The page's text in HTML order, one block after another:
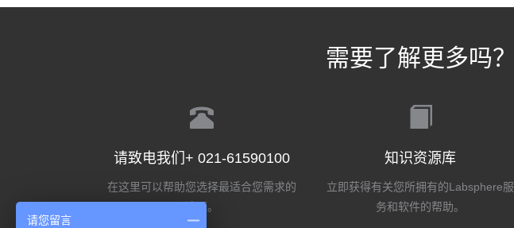
需要了解更多吗？
请致电我们+ 021-61590100
在这里可以帮助您选择最适合您需求的
选项。
知识资源库
立即获得有关您所拥有的Labsphere服
务和软件的帮助。
请您留言